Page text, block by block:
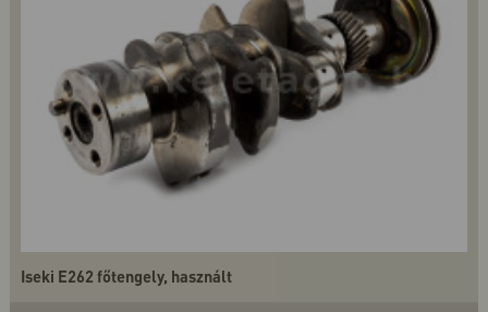
Iseki E262 főtengely, használt